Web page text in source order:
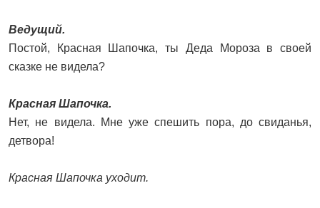
Ведущий.
Постой, Красная Шапочка, ты Деда Мороза в своей
сказке не видела?
Красная Шапочка.
Нет, не видела. Мне уже спешить пора, до свиданья,
детвора!
Красная Шапочка уходит.